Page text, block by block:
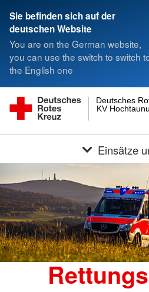
Sie befinden sich auf der
deutschen Website
You are on the German website,
you can use the switch to switch
the English one
KV
Deutsches
Einsätze